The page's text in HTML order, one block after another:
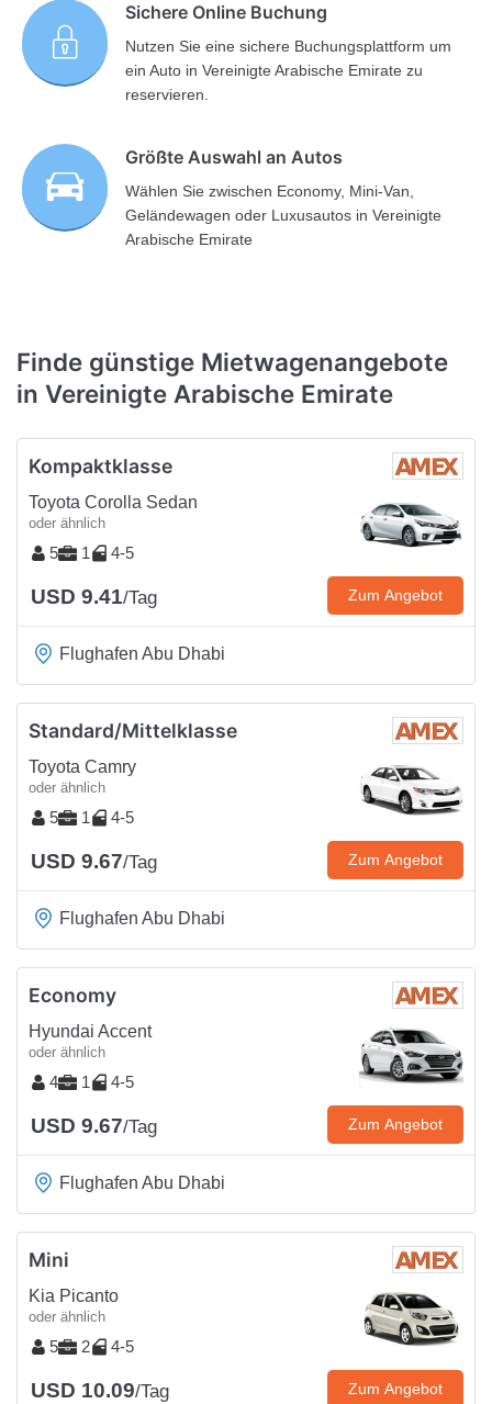
Sichere Online Buchung
Nutzen Sie eine sichere Buchungsplattform um
ein Auto in Vereinigte Arabische Emirate zu
reservieren.
Größte Auswahl an Autos
Wählen Sie zwischen Economy, Mini-Van,
Geländewagen oder Luxusautos in Vereinigte
Arabische Emirate
Finde günstige Mietwagenangebote
in Vereinigte Arabische Emirate
Kompaktklasse
Toyota Corolla Sedan
oder ähnlich
5 1 4-5
USD 9.41/Tag Zum Angebot
Flughafen Abu Dhabi
Standard/Mittelklasse
Toyota Camry
oder ähnlich
5 1 4-5
USD 9.67/Tag Zum Angebot
Flughafen Abu Dhabi
Economy
Hyundai Accent
oder ähnlich
4 1 4-5
USD 9.67/Tag Zum Angebot
Flughafen Abu Dhabi
Mini
Kia Picanto
oder ähnlich
5 2 4-5
USD 10.09/Tag Zum Angebot